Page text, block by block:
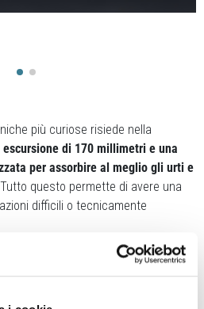
più curiose risiede nella
escursione di 170 millimetri e una
per assorbire al meglio gli urti e
questo permette di avere una
difficili o tecnicamente